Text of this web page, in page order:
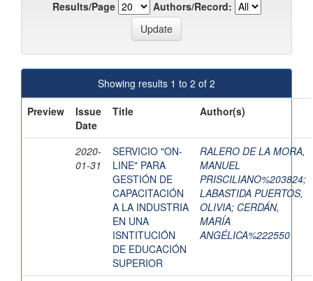
Results/Page
Authors/Record:
Showing results 1 to 2 of 2
Preview
Issue
Date
Title Author(s)
2020-
01-31
SERVICIO "ON-
LINE" PARA
GESTIÓN DE
CAPACITACIÓN
A LA INDUSTRIA
EN UNA
ISNTITUCIÓN
DE EDUCACIÓN
SUPERIOR
RALERO DE LA MORA,
MANUEL
PRISCILIANO%203824;
LABASTIDA PUERTOS,
OLIVIA; CERDÁN,
MARÍA
ANGÉLICA%222550